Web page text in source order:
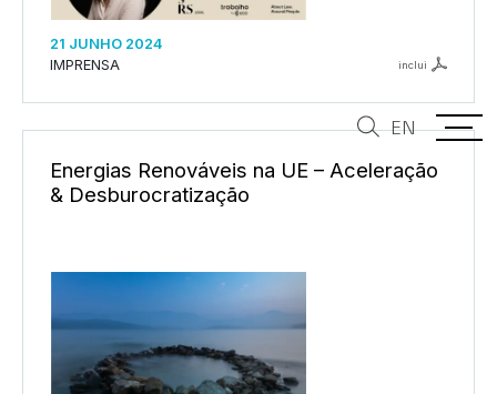
EN
21 JUNHO 2024
IMPRENSA
inclui
Energias Renováveis na UE – Aceleração
& Desburocratização